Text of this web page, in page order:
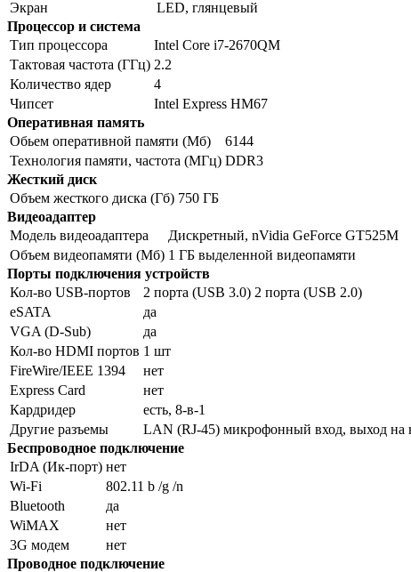
Экран
LED, глянцевый
Процессор и система
Тип процессора
Intel Core i7-2670QM
Тактовая частота (ГГц) 2.2
Количество ядер
4
Чипсет
Intel Express HM67
Оперативная память
Обьем оперативной памяти (Мб)
6144
Технология памяти, частота (МГц) DDR3
Жесткий диск
Объем жесткого диска (Гб) 750 ГБ
Видеоадаптер
Модель видеоадаптера
Дискретный, nVidia GeForce GT525M
Объем видеопамяти (Мб) 1 ГБ выделенной видеопамяти
Порты подключения устройств
Кол-во USB-портов
2 порта (USB 3.0) 2 порта (USB 2.0)
eSATA
да
VGA (D-Sub)
да
Кол-во HDMI портов 1 шт
FireWire/IEEE 1394
нет
Express Card
нет
Кардридер
есть, 8-в-1
Другие разъемы
LAN (RJ-45) микрофонный вход, выход на
Беспроводное подключение
IrDA (Ик-порт) нет
Wi-Fi
802.11 b /g /n
Bluetooth
да
WiMAX
нет
3G модем
нет
Проводное подключение